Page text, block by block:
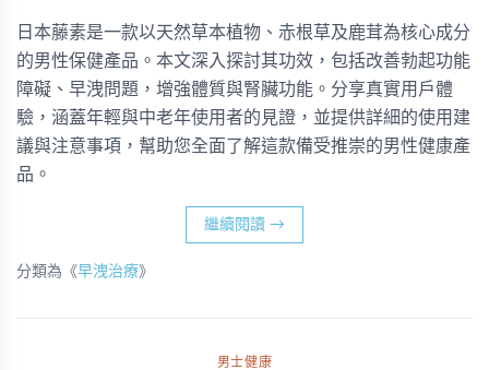
日本藤素是一款以天然草本植物、赤根草及鹿茸為核心成分
的男性保健產品。本文深入探討其功效，包括改善勃起功能
障礙、早洩問題，增強體質與腎臟功能。分享真實用戶體
驗，涵蓋年輕與中老年使用者的見證，並提供詳細的使用建
議與注意事項，幫助您全面了解這款備受推崇的男性健康產
品。
繼續閱讀 →
分類為《早洩治療》
男士健康